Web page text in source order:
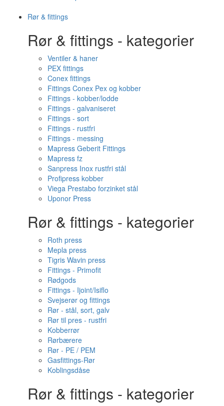
Rør & fittings
Rør & fittings - kategorier
Ventiler & haner
PEX fittings
Conex fittings
Fittings Conex Pex og kobber
Fittings - kobber/lodde
Fittings - galvaniseret
Fittings - sort
Fittings - rustfri
Fittings - messing
Mapress Geberit Fittings
Mapress fz
Sanpress Inox rustfri stål
Profipress kobber
Viega Prestabo forzinket stål
Uponor Press
Rør & fittings - kategorier
Roth press
Mepla press
Tigris Wavin press
Fittings - Primofit
Rødgods
Fittings - Ijoint/Isiflo
Svejserør og fittings
Rør - stål, sort, galv
Rør til pres - rustfri
Kobberrør
Rørbærere
Rør - PE / PEM
Gasfittings-Rør
Koblingsdåse
Rør & fittings - kategorier